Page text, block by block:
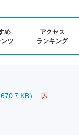
め
ツ
アクセス
ランキング
KB）